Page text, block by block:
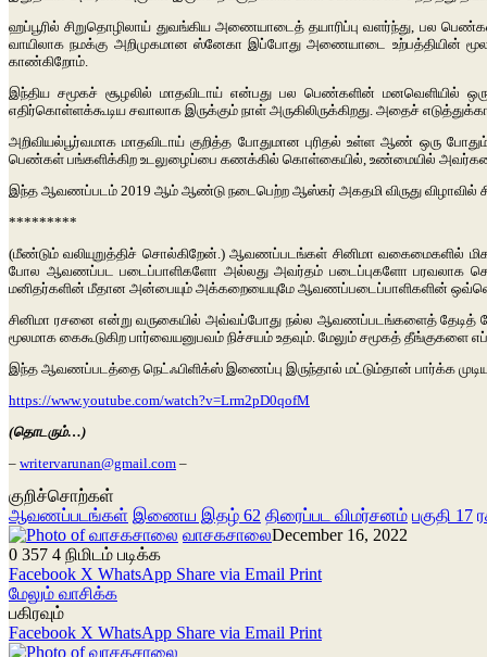
ஹப்பூரில் சிறுதொழிலாய் துவங்கிய அணையாடைத் தயாரிப்பு வளர்ந்து, பல
வாயிலாக நமக்கு அறிமுகமான ஸ்னேகா இப்போது அணையாடை உற்பத்தியின்
காண்கிறோம்.
இந்திய சமூகச் சூழலில் மாதவிடாய் என்பது பல பெண்களின் மனவெளியில்
எதிர்கொள்ளக்கூடிய சவாலாக இருக்கும் நாள் அருகிலிருக்கிறது. அதைச்
அறிவியல்பூர்வமாக மாதவிடாய் குறித்த போதுமான புரிதல் உள்ள ஆண் ஒரு
பெண்கள் பங்களிக்கிற உடலுழைப்பை கணக்கில் கொள்கையில், உண்மையில்
இந்த ஆவணப்படம் 2019 ஆம் ஆண்டு நடைபெற்ற ஆஸ்கர் அகதமி விருது விழாவில்
*********
(மீண்டும் வலியுறுத்திச் சொல்கிறேன்.) ஆவணப்படங்கள் சினிமா வகைமைகளில்
போல ஆவணப்பட படைப்பாளிகளோ அல்லது அவர்தம் படைப்புகளோ பரவலாக
மனிதர்களின் மீதான அன்பையும் அக்கறையையுமே ஆவணப்படைப்பாளிகளின்
சினிமா ரசனை என்று வருகையில் அவ்வப்போது நல்ல ஆவணப்படங்களைத் தேடித்
மூலமாக கைகூடுகிற பார்வையனுபவம் நிச்சயம் உதவும். மேலும் சமூகத் தீங்குகளை
இந்த ஆவணப்படத்தை நெட்ஃபிளிக்ஸ் இணைப்பு இருந்தால் மட்டும்தான் பார்க்க
https://www.youtube.com/watch?v=Lrm2pD0qofM
(தொடரும்…)
– writervarunan@gmail.com –
குறிச்சொற்கள்
ஆவணப்படங்கள் இணைய இதழ் 62 திரைப்பட விமர்சனம் பகுதி 17
வாசகசாலைDecember 16, 2022
0 357 4 நிமிடம் படிக்க
Facebook X WhatsApp Share via Email Print
மேலும் வாசிக்க
பகிரவும்
Facebook X WhatsApp Share via Email Print